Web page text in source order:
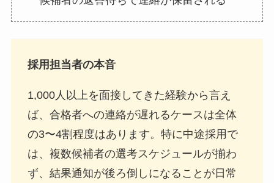
採用担当者の本音
1,000人以上を面接してきた経験から言え
ば、合格者への連絡が遅れるケースは全体
の3〜4割程度はあります。特に中途採用で
は、複数候補者の選考スケジュールが揃わ
ず、結果通知が後ろ倒しになることが日常